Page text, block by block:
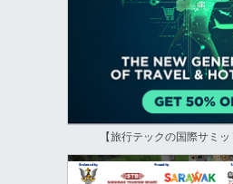
【旅行テックの国際サミッ